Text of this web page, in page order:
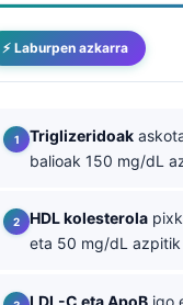
⚡ Laburpen azkarra
Triglizeridoak
balioak 150 mg/dL
HDL kolesterola
eta 50 mg/dL azpitik
LDL-C eta ApoB igo